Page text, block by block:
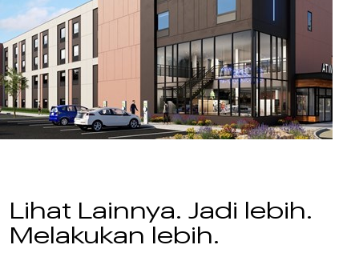
Lihat Lainnya. Jadi lebih.
Melakukan lebih.